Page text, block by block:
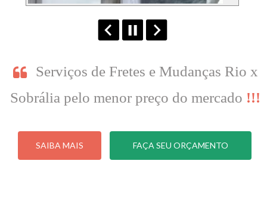
Serviços de Fretes e Mudanças Rio x
Sobrália pelo menor preço do mercado !!!
SAIBA MAIS FAÇA SEU ORÇAMENTO